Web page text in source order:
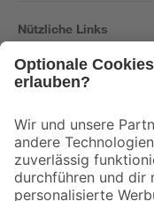
Nützliche Links
Der toom Newsletter: Keine
Zur Newsletter